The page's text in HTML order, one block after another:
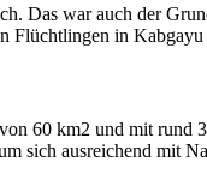
Das war auch der
Flüchtlingen in
60 km2 und mit rund
sich ausreichend mit